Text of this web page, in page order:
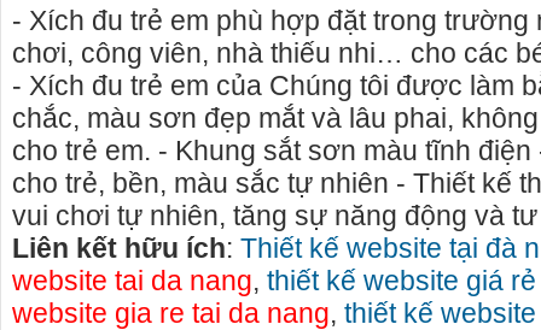
- Xích đu trẻ em phù hợp đặt trong trường
chơi, công viên, nhà thiếu nhi… cho các
- Xích đu trẻ em của Chúng tôi được làm
chắc, màu sơn đẹp mắt và lâu phai,
cho trẻ em. - Khung sắt sơn màu tĩnh
cho trẻ, bền, màu sắc tự nhiên - Thiết kế
vui chơi tự nhiên, tăng sự năng động và
Liên kết hữu ích: Thiết kế website tại đà
website tai da nang, thiết kế website giá
website gia re tai da nang, thiết kế